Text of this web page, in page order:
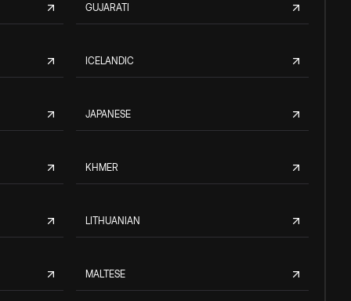
GUJARATI
ICELANDIC
JAPANESE
KHMER
LITHUANIAN
MALTESE